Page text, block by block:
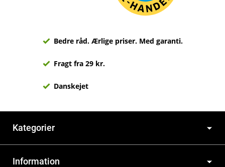
Bedre råd. Ærlige priser. Med garanti.
Fragt fra 29 kr.
Danskejet
Kategorier
Information